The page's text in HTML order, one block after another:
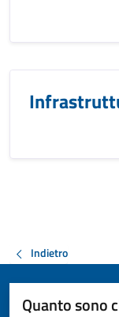
Indietro
Quanto sono